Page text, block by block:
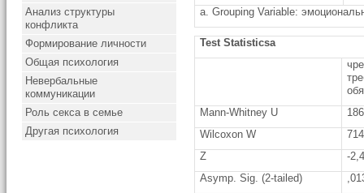
Анализ структуры
конфликта
Формирование личности
Общая психология
Невербальные
коммуникации
Роль секса в семье
Другая психология
a. Grouping Variable:
Test Statisticsa
Mann-Whitney U
Wilcoxon W
Z
-
Asymp. Sig. (2-tailed)